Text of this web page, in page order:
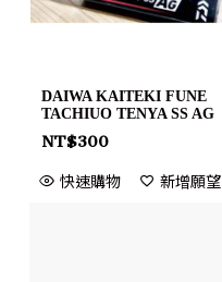
DAIWA KAITEKI FUNE
TACHIUO TENYA SS AG
NT$300
快速購物 新增願望